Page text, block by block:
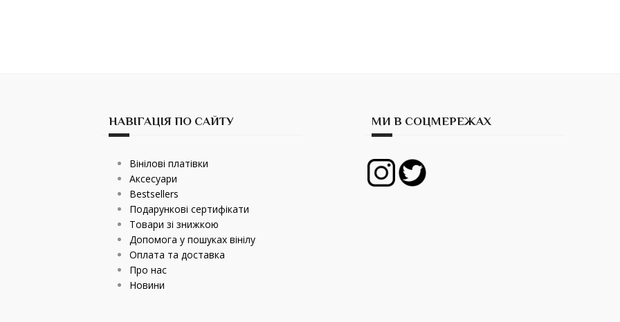
НАВІГАЦІЯ ПО САЙТУ
Вінілові платівки
Аксесуари
Bestsellers
Подарункові сертифікати
Товари зі знижкою
Допомога у пошуках вінілу
Оплата та доставка
Про нас
Новини
МИ В СОЦМЕРЕЖАХ